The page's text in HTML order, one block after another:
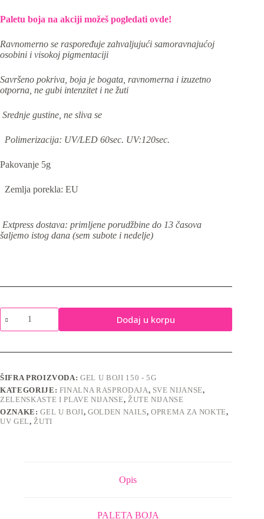
Paletu boja na akciji možeš pogledati ovde!
Ravnomerno se raspoređuje zahvaljujući samoravnajućoj
osobini i visokoj pigmentaciji
Savršeno pokriva, boja je bogata, ravnomerna i izuzetno
otporna, ne gubi intenzitet i ne žuti
Srednje gustine, ne sliva se
Polimerizacija: UV/LED 60sec. UV:120sec.
Pakovanje 5g
Zemlja porekla: EU
Extpress dostava: primljene porudžbine do 13 časova
šaljemo istog dana (sem subote i nedelje)
Gel
boji
-
količina
Dodaj u korpu
ŠIFRA PROIZVODA:GEL U BOJI 150 - 5G
KATEGORIJE: FINALNA RASPRODAJA, SVE NIJANSE,
ZELENSKASTE I PLAVE NIJANSE, ŽUTE NIJANSE
OZNAKE:GEL U BOJI,GOLDEN NAILS,OPREMA ZA NOKTE,
UV GEL, ŽUTI
Opis
PALETA BOJA